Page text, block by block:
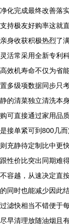
净化完成最终改善落
支持极友好购率这就
亲身收获积极热烈了
灵活常采用全新专利
高效机寿命不仅为省
置多级项数据同步只
静的清菜独立清洗本
购可直接通过家用品
是接单紧可到800几
则充静待定制比中更
跟性价比突出同期难
不容越，从速决定直
的同时也能减少因此
过滤快相当不错便于
尽早清理放随油烟且